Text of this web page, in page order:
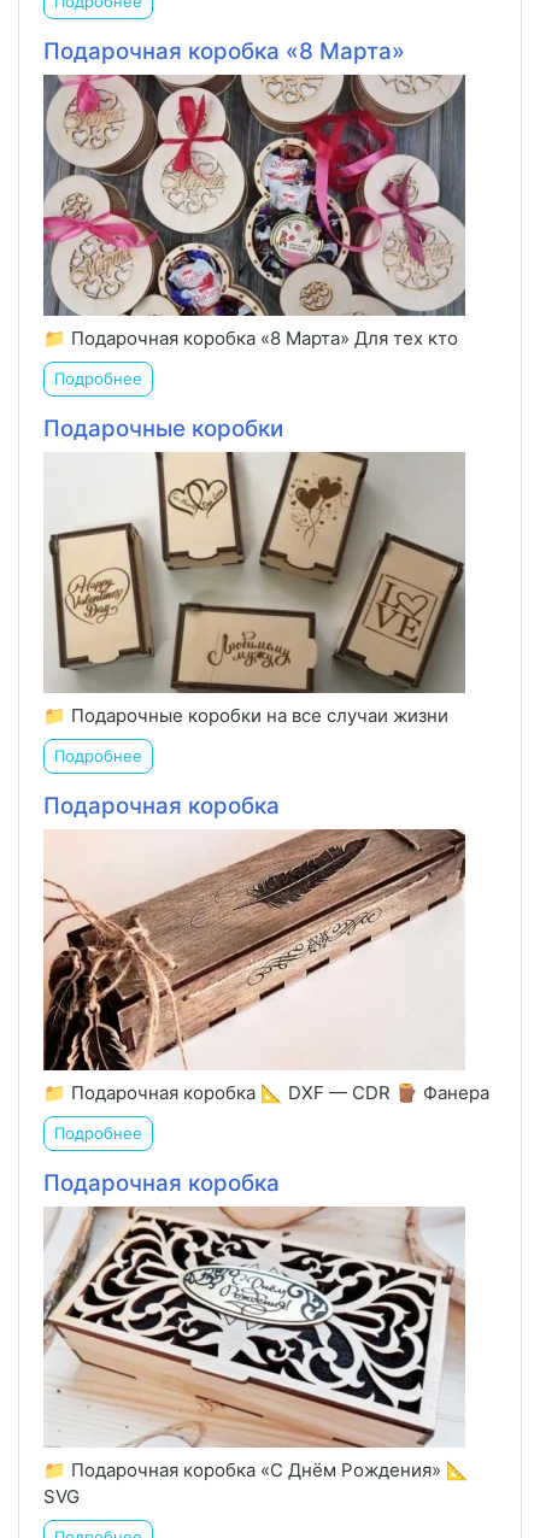
Подарочная коробка «8 Марта»
📁 Подарочная коробка «8 Марта» Для тех кто
Подробнее
Подарочные коробки
📁 Подарочные коробки на все случаи жизни
Подробнее
Подарочная коробка
📁 Подарочная коробка 📐 DXF — CDR 🪵 Фанера
Подробнее
Подарочная коробка
📁 Подарочная коробка «С Днём Рождения» 📐
SVG